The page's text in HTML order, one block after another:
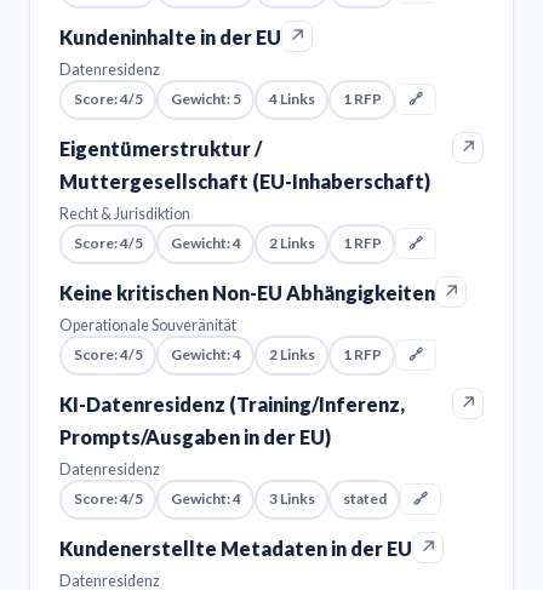
Kundeninhalte in der EU ↗
Datenresidenz
Score: 4/5
Gewicht: 5 4 Links 1 RFP 🔗
Eigentümerstruktur /
Muttergesellschaft (EU-Inhaberschaft)
↗
Recht & Jurisdiktion
Score: 4/5
Gewicht: 4 2 Links 1 RFP 🔗
Keine kritischen Non-EU Abhängigkeiten ↗
Operationale Souveränität
Score: 4/5
Gewicht: 4 2 Links 1 RFP 🔗
KI-Datenresidenz (Training/Inferenz,
Prompts/Ausgaben in der EU)
↗
Datenresidenz
Score: 4/5
Gewicht: 4 3 Links stated 🔗
Kundenerstellte Metadaten in der EU ↗
Datenresidenz